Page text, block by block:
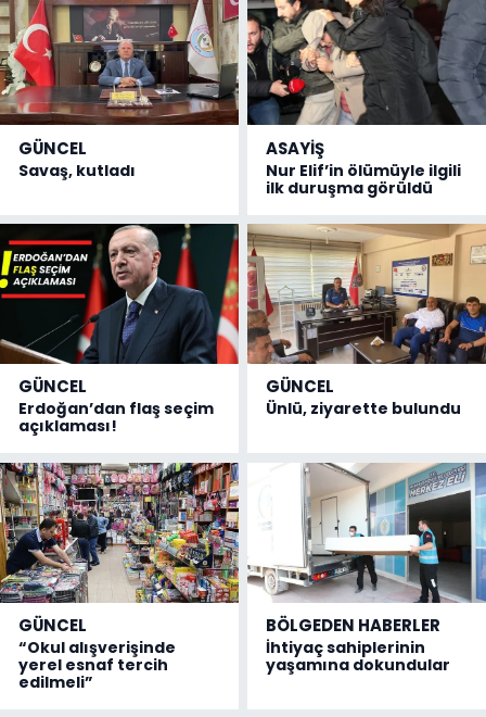
GÜNCEL
Savaş, kutladı
ASAYİŞ
Nur Elif’in ölümüyle ilgili
ilk duruşma görüldü
GÜNCEL
Erdoğan’dan flaş seçim
açıklaması!
GÜNCEL
Ünlü, ziyarette bulundu
GÜNCEL
“Okul alışverişinde
yerel esnaf tercih
edilmeli”
BÖLGEDEN HABERLER
İhtiyaç sahiplerinin
yaşamına dokundular